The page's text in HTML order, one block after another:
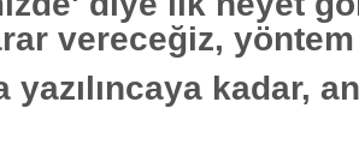
vereceğiz,
kadar,